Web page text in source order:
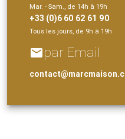
Mar. - Sam., de 14h à 19h
+33 (0)6 60 62 61 90
Tous les jours, de 9h à 19h
emailpar Email